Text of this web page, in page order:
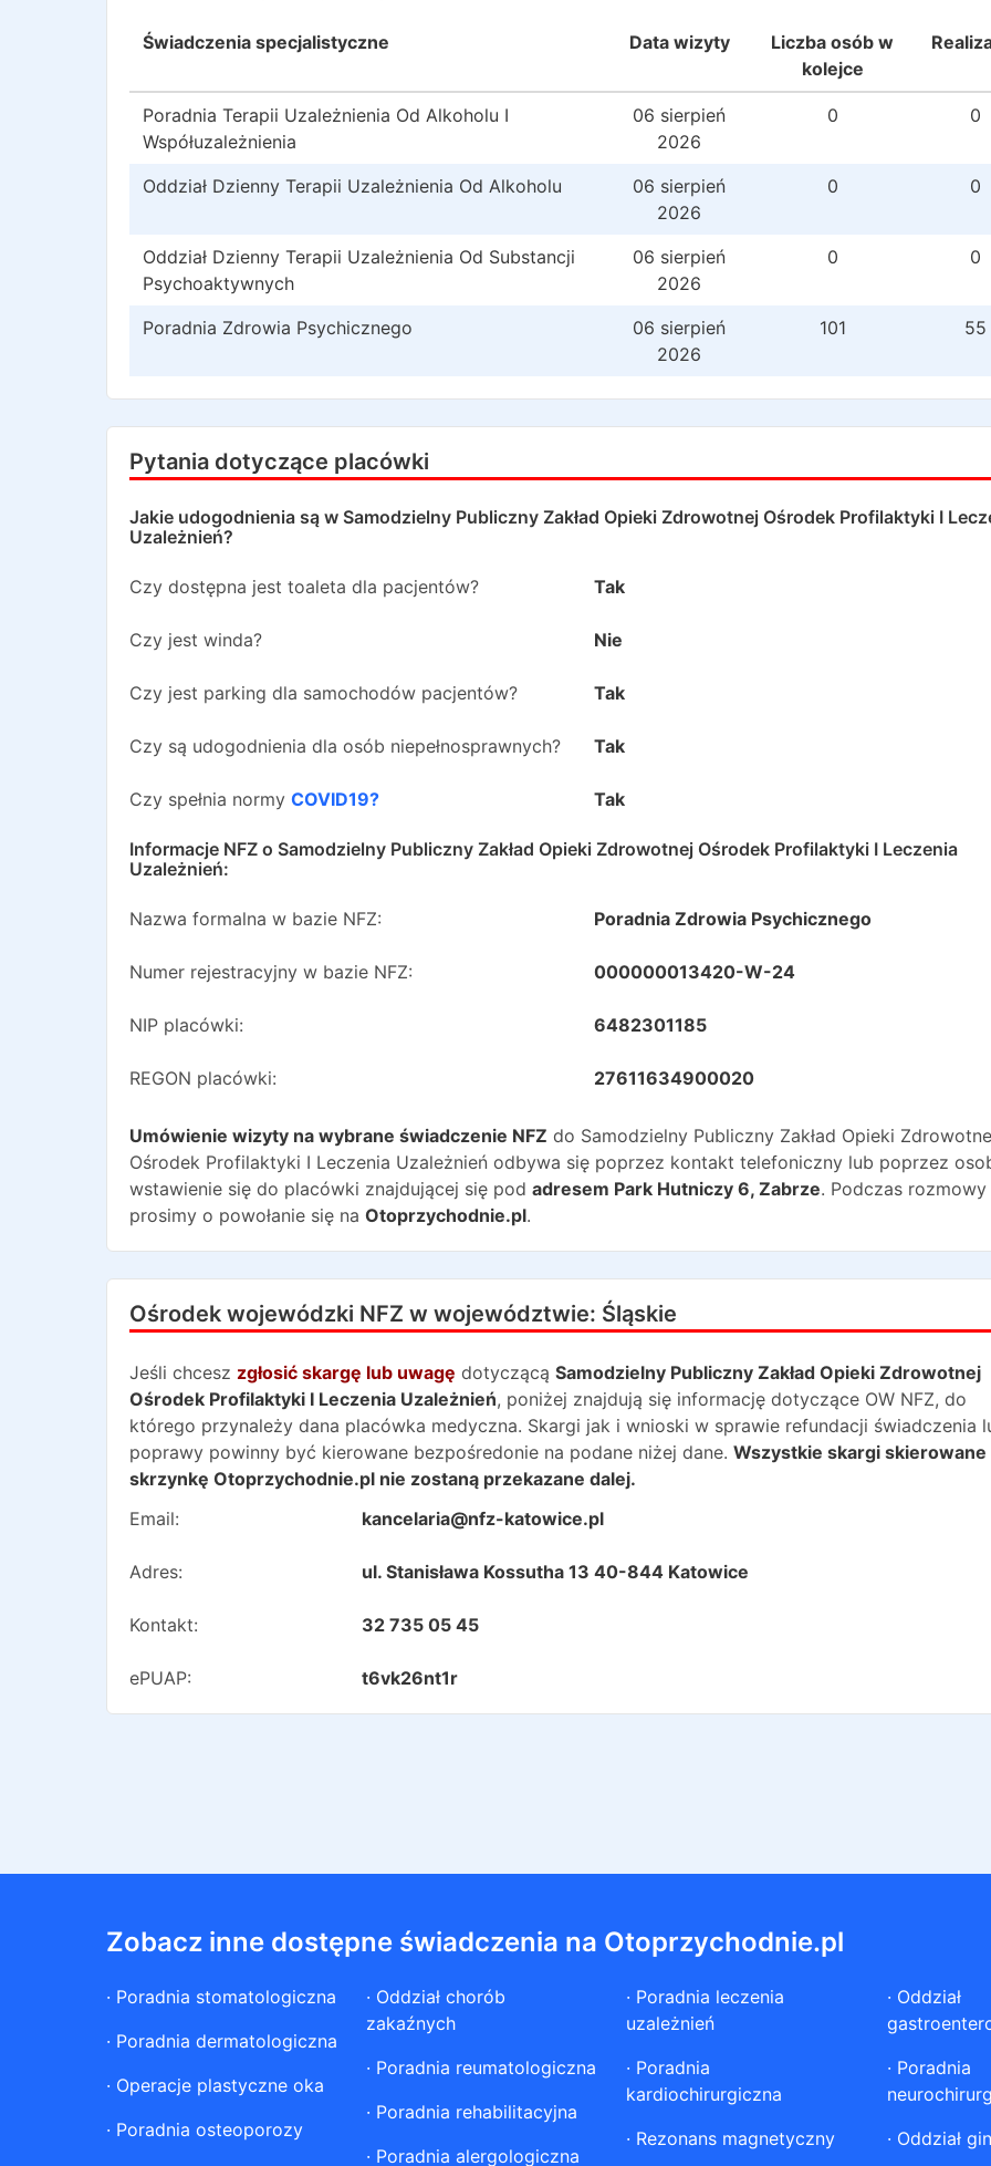
Świadczenia specjalistyczne Data wizyty
Liczba osób w
kolejce
Poradnia Terapii Uzależnienia Od Alkoholu I
Współuzależnienia
06 sierpień
2026
0 0
Oddział Dzienny Terapii Uzależnienia Od Alkoholu
06 sierpień
2026
0 0
Oddział Dzienny Terapii Uzależnienia Od Substancji
Psychoaktywnych
06 sierpień
2026
0 0
Poradnia Zdrowia Psychicznego
06 sierpień
2026
101 55
Pytania dotyczące placówki
Jakie udogodnienia są w Samodzielny Publiczny Zakład Opieki Zdrowotnej Ośrodek Profilaktyki I
Uzależnień?
Czy dostępna jest toaleta dla pacjentów? Tak
Czy jest winda? Nie
Czy jest parking dla samochodów pacjentów? Tak
Czy są udogodnienia dla osób niepełnosprawnych? Tak
Czy spełnia normy COVID19? Tak
Informacje NFZ o Samodzielny Publiczny Zakład Opieki Zdrowotnej Ośrodek Profilaktyki I Leczenia
Uzależnień:
Nazwa formalna w bazie NFZ: Poradnia Zdrowia Psychicznego
Numer rejestracyjny w bazie NFZ: 000000013420-W-24
NIP placówki: 6482301185
REGON placówki: 27611634900020
Umówienie wizyty na wybrane świadczenie NFZ do Samodzielny Publiczny Zakład Opieki
Ośrodek Profilaktyki I Leczenia Uzależnień odbywa się poprzez kontakt telefoniczny lub poprzez
wstawienie się do placówki znajdującej się pod adresem Park Hutniczy 6, Zabrze. Podczas rozmowy
prosimy o powołanie się na Otoprzychodnie.pl.
Ośrodek wojewódzki NFZ w województwie: Śląskie
Jeśli chcesz zgłosić skargę lub uwagę dotyczącą Samodzielny Publiczny Zakład Opieki Zdrowotnej
Ośrodek Profilaktyki I Leczenia Uzależnień, poniżej znajdują się informację dotyczące OW NFZ, do
którego przynależy dana placówka medyczna. Skargi jak i wnioski w sprawie refundacji świadczenia
poprawy powinny być kierowane bezpośredonie na podane niżej dane. Wszystkie skargi skierowane
skrzynkę Otoprzychodnie.pl nie zostaną przekazane dalej.
Email:
kancelaria@nfz-katowice.pl
Adres: ul. Stanisława Kossutha 13 40-844 Katowice
Kontakt: 32 735 05 45
ePUAP: t6vk26nt1r
Zobacz inne dostępne świadczenia na Otoprzychodnie.pl
· Poradnia stomatologiczna
· Poradnia dermatologiczna
· Operacje plastyczne oka
· Poradnia osteoporozy
· Oddział chorób
zakaźnych
· Poradnia reumatologiczna
· Poradnia rehabilitacyjna
· Poradnia alergologiczna
· Poradnia leczenia
uzależnień
· Poradnia
kardiochirurgiczna
· Rezonans magnetyczny
· Oddział
· Poradnia
· Oddział